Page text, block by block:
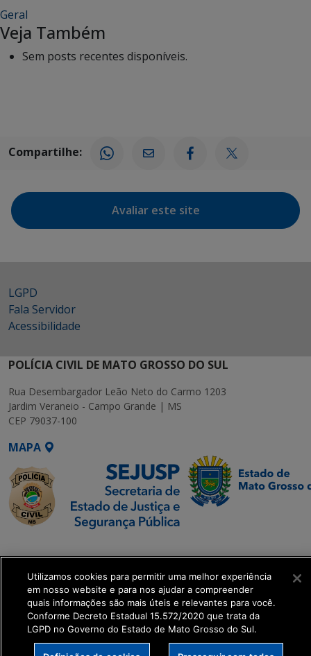
Geral
Veja Também
Sem posts recentes disponíveis.
Compartilhe:
Avaliar este site
LGPD
Fala Servidor
Acessibilidade
POLÍCIA CIVIL DE MATO GROSSO DO SUL
Rua Desembargador Leão Neto do Carmo 1203
Jardim Veraneio - Campo Grande | MS
CEP 79037-100
MAPA
Transformação Digital
get_footer();
Utilizamos cookies para permitir uma melhor experiência
em nosso website e para nos ajudar a compreender
quais informações são mais úteis e relevantes para você.
Conforme Decreto Estadual 15.572/2020 que trata da
LGPD no Governo do Estado de Mato Grosso do Sul.